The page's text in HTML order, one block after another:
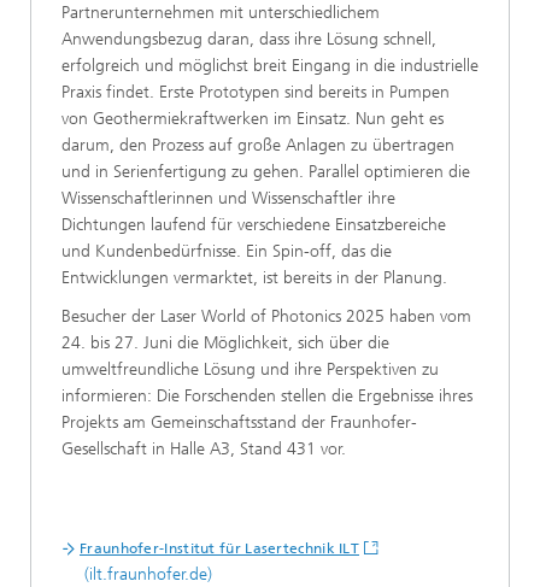
Partnerunternehmen mit unterschiedlichem
Anwendungsbezug daran, dass ihre Lösung schnell,
erfolgreich und möglichst breit Eingang in die industrielle
Praxis findet. Erste Prototypen sind bereits in Pumpen
von Geothermiekraftwerken im Einsatz. Nun geht es
darum, den Prozess auf große Anlagen zu übertragen
und in Serienfertigung zu gehen. Parallel optimieren die
Wissenschaftlerinnen und Wissenschaftler ihre
Dichtungen laufend für verschiedene Einsatzbereiche
und Kundenbedürfnisse. Ein Spin-off, das die
Entwicklungen vermarktet, ist bereits in der Planung.
Besucher der Laser World of Photonics 2025 haben vom
24. bis 27. Juni die Möglichkeit, sich über die
umweltfreundliche Lösung und ihre Perspektiven zu
informieren: Die Forschenden stellen die Ergebnisse ihres
Projekts am Gemeinschaftsstand der Fraunhofer-
Gesellschaft in Halle A3, Stand 431 vor.
Fraunhofer-Institut für Lasertechnik ILT
(ilt.fraunhofer.de)